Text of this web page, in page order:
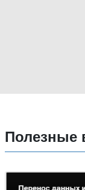
Полезные